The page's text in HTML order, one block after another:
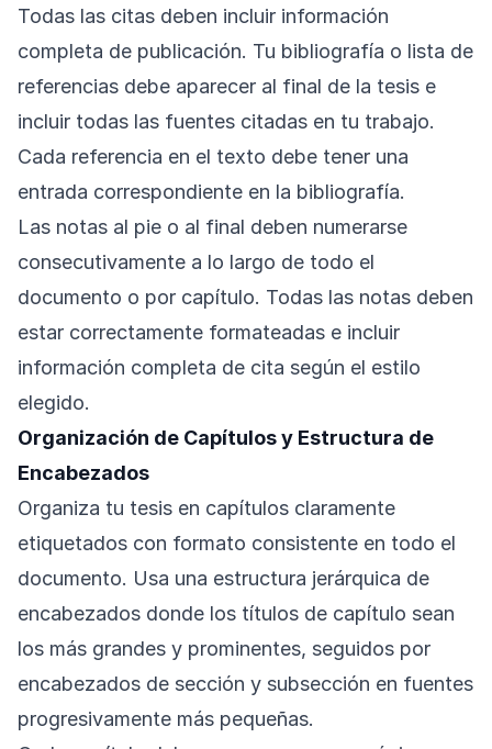
Todas las citas deben incluir información
completa de publicación. Tu bibliografía o lista de
referencias debe aparecer al final de la tesis e
incluir todas las fuentes citadas en tu trabajo.
Cada referencia en el texto debe tener una
entrada correspondiente en la bibliografía.
Las notas al pie o al final deben numerarse
consecutivamente a lo largo de todo el
documento o por capítulo. Todas las notas deben
estar correctamente formateadas e incluir
información completa de cita según el estilo
elegido.
Organización de Capítulos y Estructura de
Encabezados
Organiza tu tesis en capítulos claramente
etiquetados con formato consistente en todo el
documento. Usa una estructura jerárquica de
encabezados donde los títulos de capítulo sean
los más grandes y prominentes, seguidos por
encabezados de sección y subsección en fuentes
progresivamente más pequeñas.